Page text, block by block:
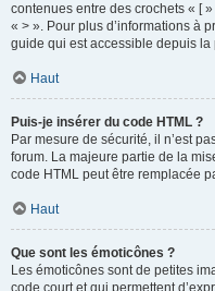
contenues entre des crochets « [
« > ». Pour plus d’informations à
guide qui est accessible depuis la
Haut
Puis-je insérer du code HTML ?
Par mesure de sécurité, il n’est
forum. La majeure partie de la
code HTML peut être remplacée
Haut
Que sont les émoticônes ?
Les émoticônes sont de petites
code court et qui permettent